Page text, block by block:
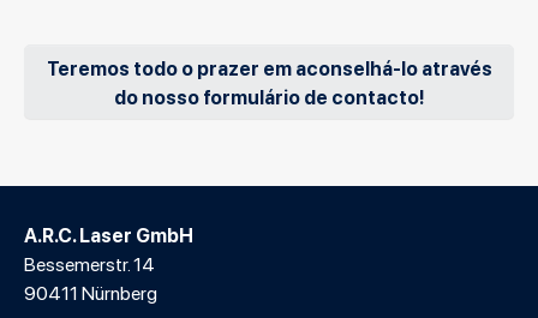
Teremos todo o prazer em aconselhá-lo através
do nosso formulário de contacto!
A.R.C. Laser GmbH
Bessemerstr. 14
90411 Nürnberg